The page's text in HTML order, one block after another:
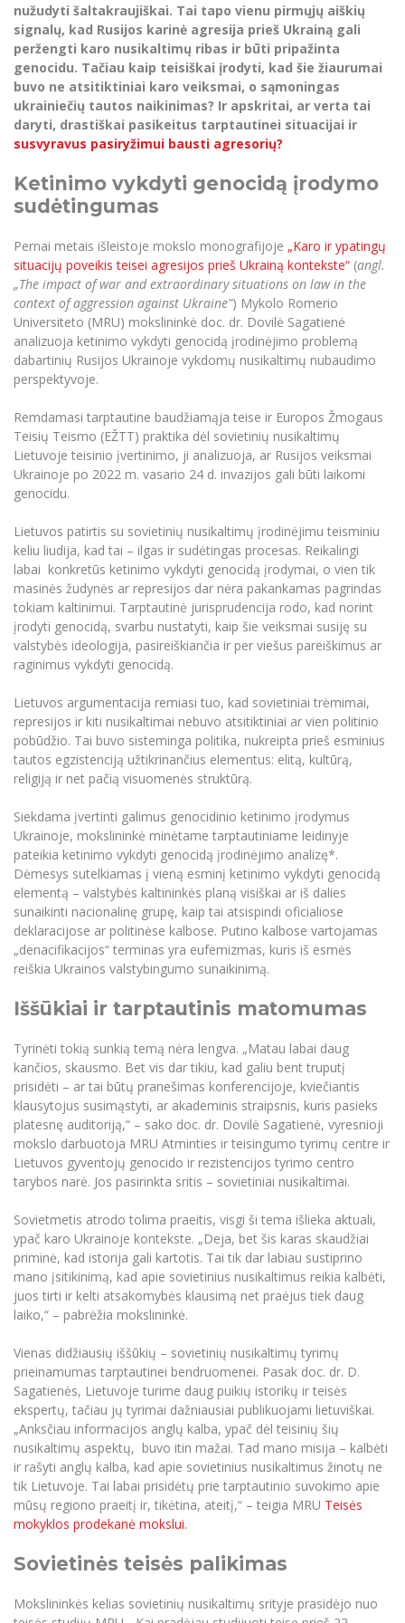
Universiteto teatras
MRU pop vokalinis ansamblis (vadovas Artūras
Novikas)
MRU merginų choras
Neformaliuoju ir (ar) savišvietos būdu įgytų
kompetencijų vertinimas ir pripažinimas
Studijų organizavimas
Erasmus+ mobilumas praktikoms (SMP)
Kitos galimybės
Partnerystės
Azijos centras
Vilniaus Karaliaus Sedžiongo institutas
Frankofoniškų šalių studijų centras
Emocinė gerovė
Mokslo laboratorijos
Žmogaus, aplinkos ir technologijų (HET)
Doktorantūra
Projektai
Akademinė leidyba
Mokymų LAB
Mokslo naujienos
Kasmetiniai mokslo renginiai
Veiklos dokumentai
Akademinė etika
Darbas MRU
Universiteto simbolika
Atributika
Naujienos
Tarptautiškumas
Studentams
Studentams
Darbuotojams
Azijos centras
Vilniaus Karaliaus Sedžiongo institutas
Darbuotojams
Partnerystės
Vilniaus Karaliaus Sedžiongo institutas
Frankofoniškų šalių studijų centras
Darnus vystymasis
Privatumo politika
Negalia ir individualieji poreikiai
Parama Ukrainai
Civilinė sauga
Sūduvos akademija
Tinklalaidės
Bakalauro studijos
Magistrantūros studijos
Vadovų MBA
Švietimo ir kultūros vadovų MPA
Papildomosios studijos
Pedagogų rengimas
Profesinės bakalauro studijos
Personalo valdymo centras
Privačių interesų deklaravimas
Informacija naujiems darbuotojams
Studijų Moodle (studijų vykdymui)
Darbuotojų Moodle (kompetencijų tobulinimui)
Informacinė sistema "Studijos"
Darbuotojų elektroninis paštas
Daugiafaktorinė autentifikacija universiteto
Bendruomenės gerovė
Darbuotojų kvalifikacijos kėlimas
MRU norminių teisės aktų duomenų bazė
Intranetas
eDVS
Microsoft Office 365
Pagalbos sistema
Profesinė sąjunga
Kontaktų paieška
nužudyti šaltakraujiškai. Tai tapo vienu pirmųjų aiškių
signalų, kad Rusijos karinė agresija prieš Ukrainą gali
peržengti karo nusikaltimų ribas ir būti pripažinta
genocidu. Tačiau kaip teisiškai įrodyti, kad šie žiaurumai
buvo ne atsitiktiniai karo veiksmai, o sąmoningas
ukrainiečių tautos naikinimas? Ir apskritai, ar verta tai
daryti, drastiškai pasikeitus tarptautinei situacijai ir
susvyravus pasiryžimui bausti agresorių?
Ketinimo vykdyti genocidą įrodymo
sudėtingumas
Pernai metais išleistoje mokslo monografijoje „Karo ir ypatingų
situacijų poveikis teisei agresijos prieš Ukrainą kontekste“ (angl.
„The impact of war and extraordinary situations on law in the
context of aggression against Ukraine") Mykolo Romerio
Universiteto (MRU) mokslininkė doc. dr. Dovilė Sagatienė
analizuoja ketinimo vykdyti genocidą įrodinėjimo problemą
dabartinių Rusijos Ukrainoje vykdomų nusikaltimų nubaudimo
perspektyvoje.
Remdamasi tarptautine baudžiamąja teise ir Europos Žmogaus
Teisių Teismo (EŽTT) praktika dėl sovietinių nusikaltimų
Lietuvoje teisinio įvertinimo, ji analizuoja, ar Rusijos veiksmai
Ukrainoje po 2022 m. vasario 24 d. invazijos gali būti laikomi
genocidu.
Lietuvos patirtis su sovietinių nusikaltimų įrodinėjimu teisminiu
keliu liudija, kad tai – ilgas ir sudėtingas procesas. Reikalingi
labai konkretūs ketinimo vykdyti genocidą įrodymai, o vien tik
masinės žudynės ar represijos dar nėra pakankamas pagrindas
tokiam kaltinimui. Tarptautinė jurisprudencija rodo, kad norint
įrodyti genocidą, svarbu nustatyti, kaip šie veiksmai susiję su
valstybės ideologija, pasireiškiančia ir per viešus pareiškimus ar
raginimus vykdyti genocidą.
Lietuvos argumentacija remiasi tuo, kad sovietiniai trėmimai,
represijos ir kiti nusikaltimai nebuvo atsitiktiniai ar vien politinio
pobūdžio. Tai buvo sisteminga politika, nukreipta prieš esminius
tautos egzistenciją užtikrinančius elementus: elitą, kultūrą,
religiją ir net pačią visuomenės struktūrą.
Siekdama įvertinti galimus genocidinio ketinimo įrodymus
Ukrainoje, mokslininkė minėtame tarptautiniame leidinyje
pateikia ketinimo vykdyti genocidą įrodinėjimo analizę*.
Dėmesys sutelkiamas į vieną esminį ketinimo vykdyti genocidą
elementą – valstybės kaltininkės planą visiškai ar iš dalies
sunaikinti nacionalinę grupę, kaip tai atsispindi oficialiose
deklaracijose ar politinėse kalbose. Putino kalbose vartojamas
„denacifikacijos“ terminas yra eufemizmas, kuris iš esmės
reiškia Ukrainos valstybingumo sunaikinimą.
Iššūkiai ir tarptautinis matomumas
Tyrinėti tokią sunkią temą nėra lengva. „Matau labai daug
kančios, skausmo. Bet vis dar tikiu, kad galiu bent truputį
prisidėti – ar tai būtų pranešimas konferencijoje, kviečiantis
klausytojus susimąstyti, ar akademinis straipsnis, kuris pasieks
platesnę auditoriją,“ – sako doc. dr. Dovilė Sagatienė, vyresnioji
mokslo darbuotoja MRU Atminties ir teisingumo tyrimų centre ir
Lietuvos gyventojų genocido ir rezistencijos tyrimo centro
tarybos narė. Jos pasirinkta sritis – sovietiniai nusikaltimai.
Sovietmetis atrodo tolima praeitis, visgi ši tema išlieka aktuali,
ypač karo Ukrainoje kontekste. „Deja, bet šis karas skaudžiai
priminė, kad istorija gali kartotis. Tai tik dar labiau sustiprino
mano įsitikinimą, kad apie sovietinius nusikaltimus reikia kalbėti,
juos tirti ir kelti atsakomybės klausimą net praėjus tiek daug
laiko,“ – pabrėžia mokslininkė.
Vienas didžiausių iššūkių – sovietinių nusikaltimų tyrimų
prieinamumas tarptautinei bendruomenei. Pasak doc. dr. D.
Sagatienės, Lietuvoje turime daug puikių istorikų ir teisės
ekspertų, tačiau jų tyrimai dažniausiai publikuojami lietuviškai.
„Anksčiau informacijos anglų kalba, ypač dėl teisinių šių
nusikaltimų aspektų, buvo itin mažai. Tad mano misija – kalbėti
ir rašyti anglų kalba, kad apie sovietinius nusikaltimus žinotų ne
tik Lietuvoje. Tai labai prisidėtų prie tarptautinio suvokimo apie
mūsų regiono praeitį ir, tikėtina, ateitį,“ – teigia MRU Teisės
mokyklos prodekanė mokslui.
Sovietinės teisės palikimas
Mokslininkės kelias sovietinių nusikaltimų srityje prasidėjo nuo